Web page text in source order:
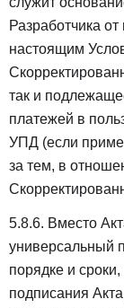
Разработчика
настоящим
так и
платежей в
УПД (если
за тем, в
5.8.6. Вместо
универсальный
порядке и
подписания